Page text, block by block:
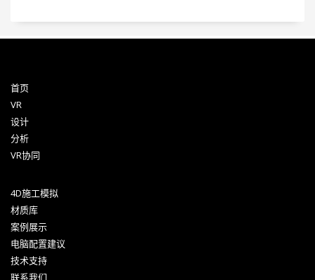
首页
VR
设计
分析
VR协同
4D施工模拟
材质库
案例展示
电脑配置建议
技术支持
联系我们